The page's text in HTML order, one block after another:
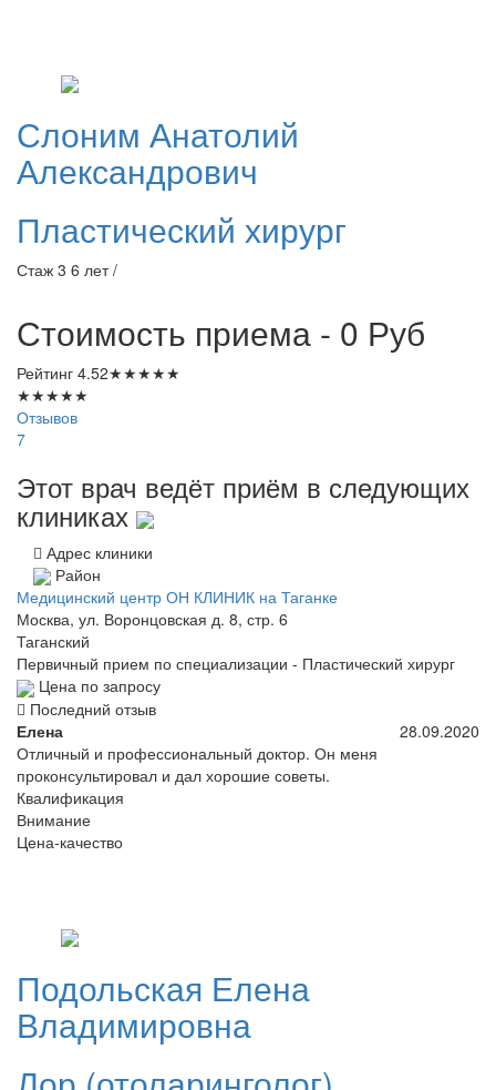
Слоним Анатолий
Александрович
Пластический хирург
Стаж 3 6 лет /
Стоимость приема - 0 Руб
Рейтинг 4.52★★★★★
★★★★★
Отзывов
7
Этот врач ведёт приём в следующих
клиниках
Адрес клиники
Район
Медицинский центр ОН КЛИНИК на Таганке
Москва, ул. Воронцовская д. 8, стр. 6
Таганский
Первичный прием по специализации - Пластический хирург
Цена по запросу
Последний отзыв
Елена
28.09.2020
Отличный и профессиональный доктор. Он меня
проконсультировал и дал хорошие советы.
Квалификация
Внимание
Цена-качество
Подольская Елена
Владимировна